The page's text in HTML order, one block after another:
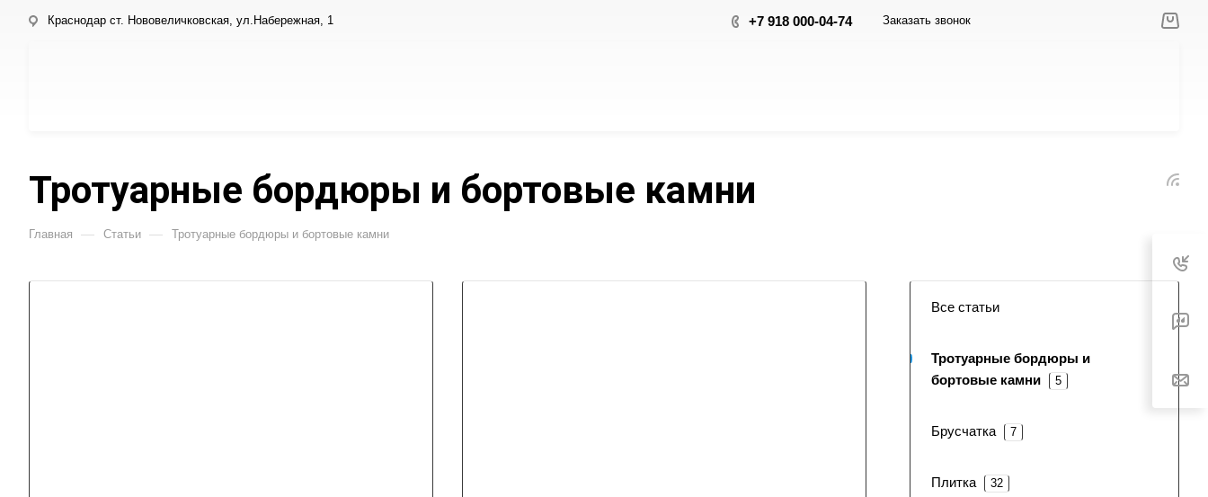
Краснодар ст. Нововеличковская, ул.Набережная, 1 +7 918 000-04-74 Заказать звонок
Тротуарные бордюры и бортовые камни
Главная — Статьи — Тротуарные бордюры и бортовые камни
Все статьи
Тротуарные бордюры и
бортовые камни
5
Брусчатка 7
Плитка 32